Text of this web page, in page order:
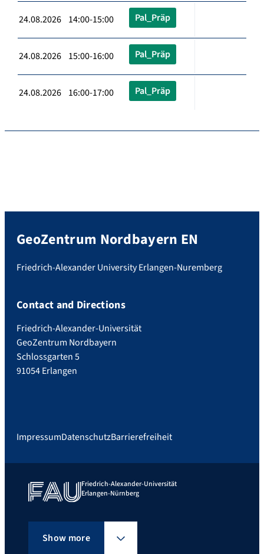
24.08.2026 14:00-15:00 Pal_Präp
24.08.2026 15:00-16:00 Pal_Präp
24.08.2026 16:00-17:00 Pal_Präp
GeoZentrum Nordbayern EN
Friedrich-Alexander University Erlangen-Nuremberg
Contact and Directions
Friedrich-Alexander-Universität
GeoZentrum Nordbayern
Schlossgarten 5
91054 Erlangen
ImpressumDatenschutzBarrierefreiheit
Friedrich-Alexander-Universität
Erlangen-Nürnberg
Show more